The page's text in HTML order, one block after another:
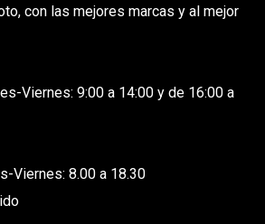
con las mejores marcas y al mejor
Viernes: 9:00 a 14:00 y de 16:00 a
Viernes: 8.00 a 18.30